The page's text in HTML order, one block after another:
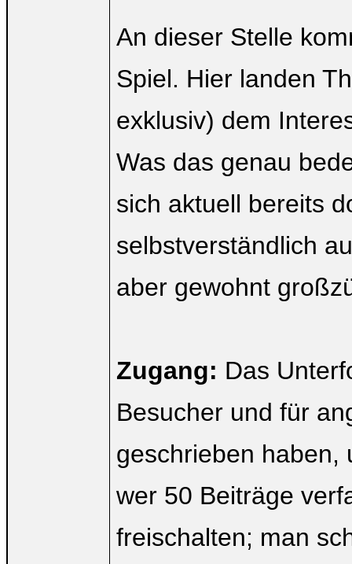
An dieser Stelle
Spiel. Hier landen
exklusiv) dem
Was das genau
sich aktuell bereits
selbstverständlich
aber gewohnt
Zugang: Das
Besucher und für
geschrieben haben,
wer 50 Beiträge
freischalten; man